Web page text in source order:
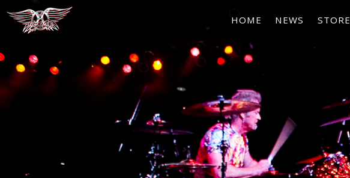
Aerosmith |
Aero Force
HOME NEWS STORE